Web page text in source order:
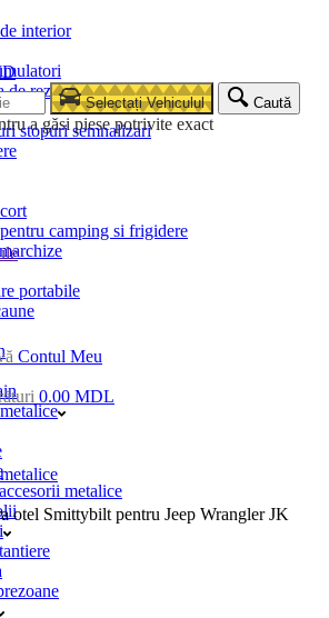
interior
de rezerva
stopuri semnalizari
camping si frigidere
portabile
metalice
Selectați Vehiculul Caută
a găsi piese potrivite exact
Contul Meu
0.00 MDL
otel Smittybilt pentru Jeep Wrangler JK